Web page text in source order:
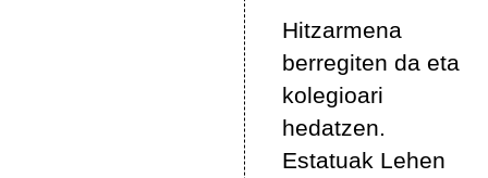
Hitzarmena
berregiten da eta
kolegioari
hedatzen.
Estatuak Lehen